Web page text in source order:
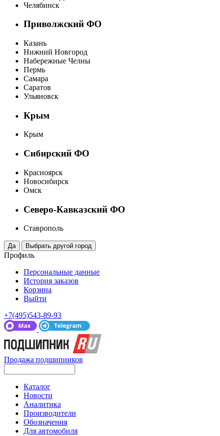
Челябинск
Приволжский ФО
Казань
Нижний Новгород
Набережные Челны
Пермь
Самара
Саратов
Ульяновск
Крым
Крым
Сибирский ФО
Красноярск
Новосибирск
Омск
Северо-Кавказский ФО
Ставрополь
Профиль
Персональные данные
История заказов
Корзина
Выйти
+7(495)543-89-93
Продажа подшипников
Каталог
Новости
Аналитика
Производители
Обозначения
Для автомобиля